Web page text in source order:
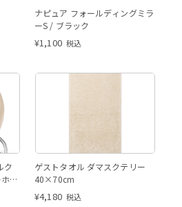
ナピュア フォールディングミラ
ーS / ブラック
¥1,100 税込
ク
ー
ゲストタオル ダマスクテリー
40×70cm
¥4,180 税込